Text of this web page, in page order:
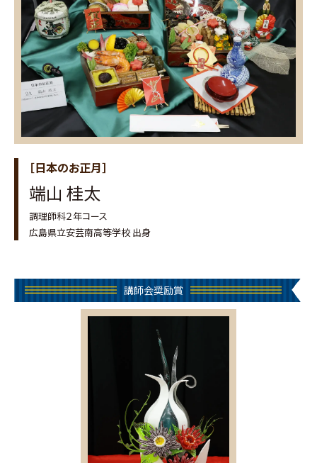
［日本のお正月］
端山 桂太
調理師科２年コース
広島県立安芸南高等学校 出身
講師会奨励賞